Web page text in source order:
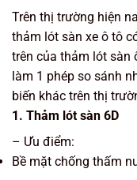
Trên thị trường hiện
thảm lót sàn xe ô tô
trên của thảm lót sàn
làm 1 phép so sánh
biến khác trên thị
1. Thảm lót sàn 6D
– Ưu điểm:
Bề mặt chống thấm